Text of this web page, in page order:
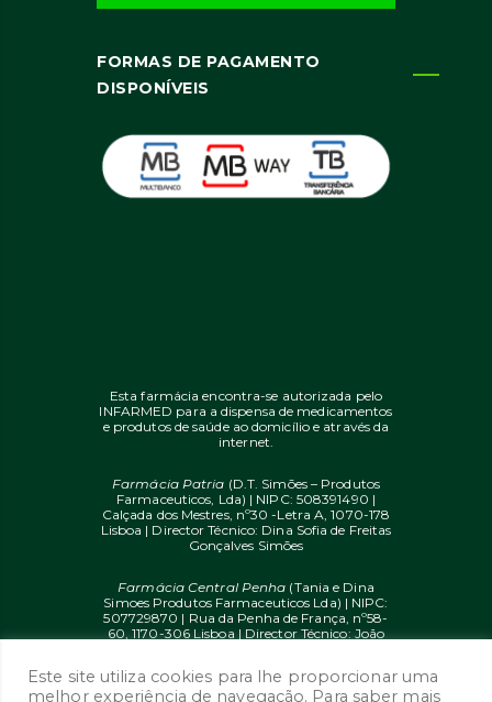
FORMAS DE PAGAMENTO
DISPONÍVEIS
Esta farmácia encontra-se autorizada pelo
INFARMED para a dispensa de medicamentos
e produtos de saúde ao domicílio e através da
internet.
Farmácia Patria (D.T. Simões – Produtos
Farmaceuticos, Lda) | NIPC: 508391490 |
Calçada dos Mestres, nº30 -Letra A, 1070-178
Lisboa | Director Técnico: Dina Sofia de Freitas
Gonçalves Simões
Farmácia Central Penha (Tania e Dina
Simoes Produtos Farmaceuticos Lda) | NIPC:
507729870 | Rua da Penha de França, nº58-
60, 1170-306 Lisboa | Director Técnico: João
© 2020 farmaciaon.pt | Design and
Este site utiliza cookies para lhe proporcionar uma
melhor experiência de navegação. Para saber mais